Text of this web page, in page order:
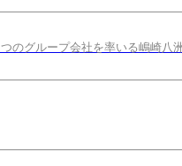
のグループ会社を率いる嶋崎八